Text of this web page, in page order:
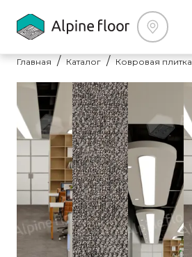
Главная Каталог Ковровая плитка